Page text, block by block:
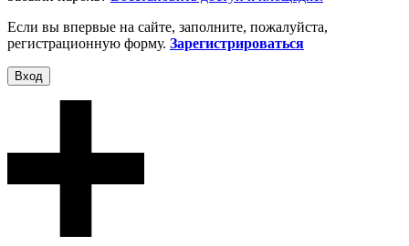
Если вы впервые на сайте, заполните, пожалуйста,
регистрационную форму. Зарегистрироваться
Вход